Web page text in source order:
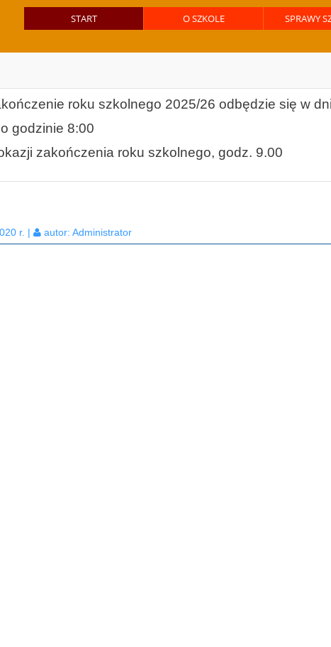
START O SZKOLE SPRAWY
roku szkolnego 2025/26 odbędzie się w
godzinie 8:00
zakończenia roku szkolnego, godz. 9.00
r. | autor: Administrator